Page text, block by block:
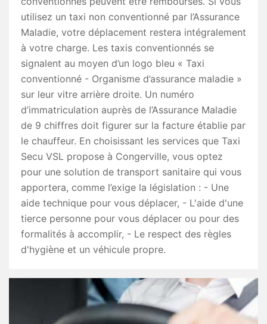
utilisez un taxi non conventionné par l’Assurance
Maladie, votre déplacement restera intégralement
à votre charge. Les taxis conventionnés se
signalent au moyen d’un logo bleu « Taxi
conventionné - Organisme d’assurance maladie »
sur leur vitre arrière droite. Un numéro
d’immatriculation auprès de l’Assurance Maladie
de 9 chiffres doit figurer sur la facture établie par
le chauffeur. En choisissant les services que Taxi
Secu VSL propose à Congerville, vous optez
pour une solution de transport sanitaire qui vous
apportera, comme l’exige la législation : - Une
aide technique pour vous déplacer, - L'aide d'une
tierce personne pour vous déplacer ou pour des
formalités à accomplir, - Le respect des règles
d'hygiène et un véhicule propre.